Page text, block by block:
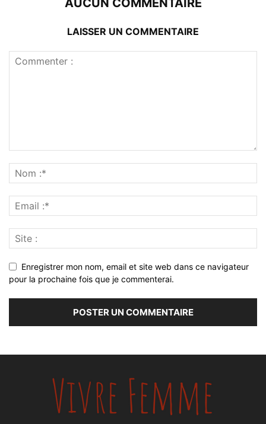
AUCUN COMMENTAIRE
LAISSER UN COMMENTAIRE
Enregistrer mon nom, email et site web dans ce navigateur
pour la prochaine fois que je commenterai.